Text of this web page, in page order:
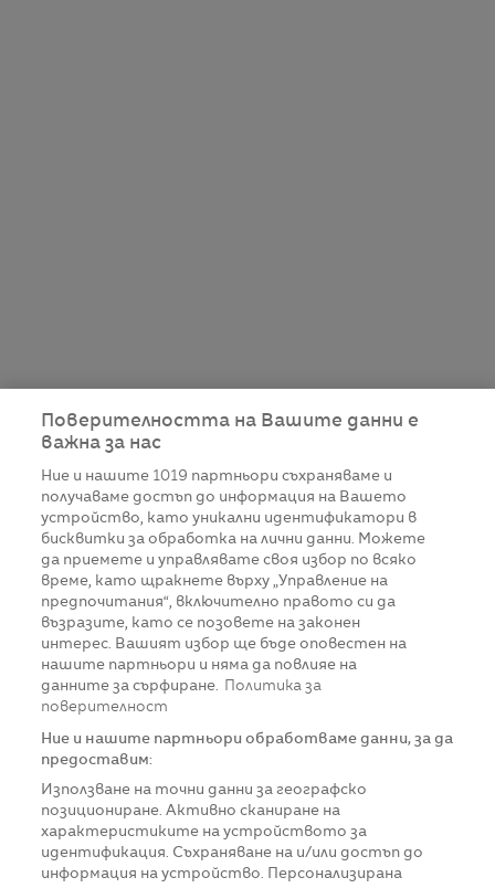
Поверителността на Вашите данни е
важна за нас
Ние и нашите 1019 партньори съхраняваме и
получаваме достъп до информация на Вашето
устройство, като уникални идентификатори в
бисквитки за обработка на лични данни. Можете
да приемете и управлявате своя избор по всяко
време, като щракнете върху „Управление на
предпочитания“, включително правото си да
възразите, като се позовете на законен
интерес. Вашият избор ще бъде оповестен на
нашите партньори и няма да повлияе на
данните за сърфиране.
Политика за
поверителност
Ние и нашите партньори обработваме данни, за да
предоставим:
Използване на точни данни за географско
позициониране. Активно сканиране на
характеристиките на устройството за
идентификация. Съхраняване на и/или достъп до
информация на устройство. Персонализирана